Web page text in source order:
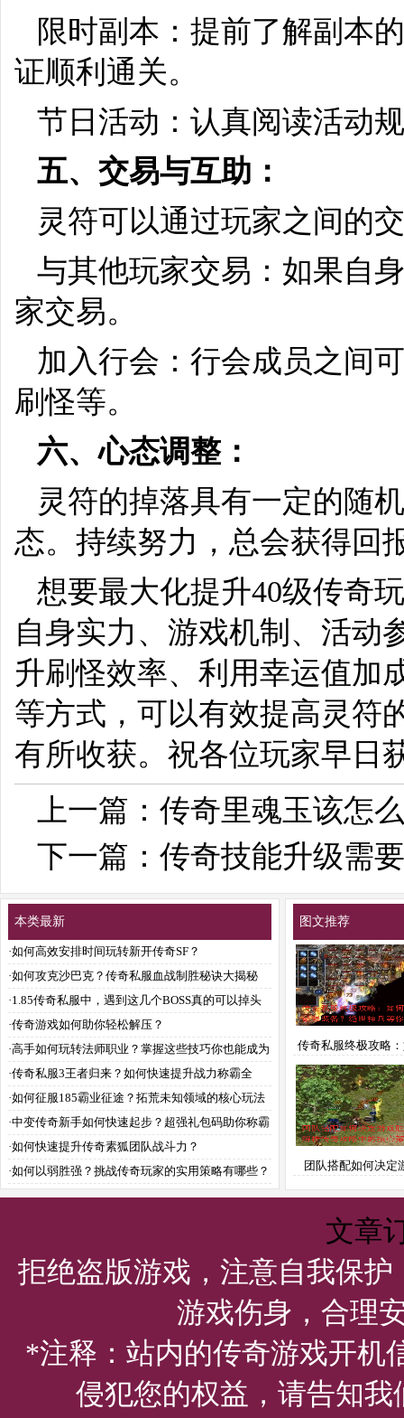
限时副本：提前了解副本
证顺利通关。
节日活动：认真阅读活动
五、交易与互助：
灵符可以通过玩家之间的
与其他玩家交易：如果自
家交易。
加入行会：行会成员之间
刷怪等。
六、心态调整：
灵符的掉落具有一定的随
态。持续努力，总会获得回
想要最大化提升40级传奇
自身实力、游戏机制、活动
升刷怪效率、利用幸运值加
等方式，可以有效提高灵符
有所收获。祝各位玩家早日
上一篇： 传奇里魂玉该怎
下一篇： 传奇技能升级需
本类最新
·如何高效安排时间玩转新开传奇SF？
·如何攻克沙巴克？传奇私服血战制胜秘诀大揭秘
·1.85传奇私服中，遇到这几个BOSS真的可以掉头
就走吗？
·传奇游戏如何助你轻松解压？
·高手如何玩转法师职业？掌握这些技巧你也能成为
传奇
·传奇私服3王者归来？如何快速提升战力称霸全
服？
·如何征服185霸业征途？拓荒未知领域的核心玩法
全解析
·中变传奇新手如何快速起步？超强礼包码助你称霸
全服
·如何快速提升传奇素狐团队战斗力？
·如何以弱胜强？挑战传奇玩家的实用策略有哪些？
图文推荐
传奇私服终极攻略
取最强装备？绝世
来拿
团队搭配如何决定
负？解析传奇攻略
文章
拒绝盗版游戏，注意自我保
游戏伤身，合理
*注释：站内的传奇游戏开机
侵犯您的权益，请告知